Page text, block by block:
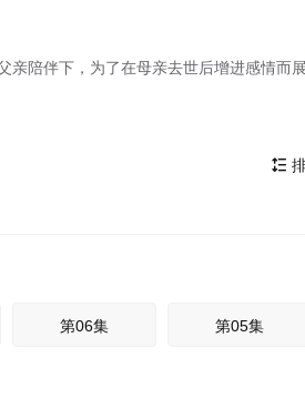
亲陪伴下，为了在母亲去世后增进感情而

第06集 第05集